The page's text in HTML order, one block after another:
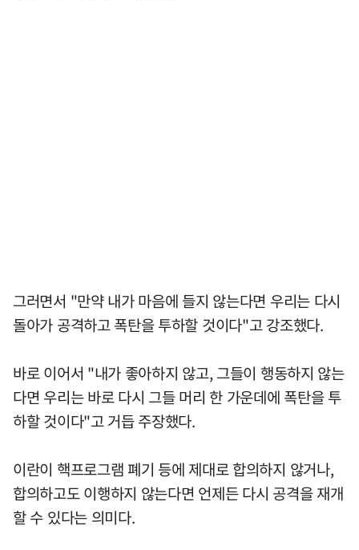
그러면서 "만약 내가 마음에 들지 않는다면 우리는 다시
돌아가 공격하고 폭탄을 투하할 것이다"고 강조했다.
바로 이어서 "내가 좋아하지 않고, 그들이 행동하지 않는
다면 우리는 바로 다시 그들 머리 한 가운데에 폭탄을 투
하할 것이다"고 거듭 주장했다.
이란이 핵프로그램 폐기 등에 제대로 합의하지 않거나,
합의하고도 이행하지 않는다면 언제든 다시 공격을 재개
할 수 있다는 의미다.